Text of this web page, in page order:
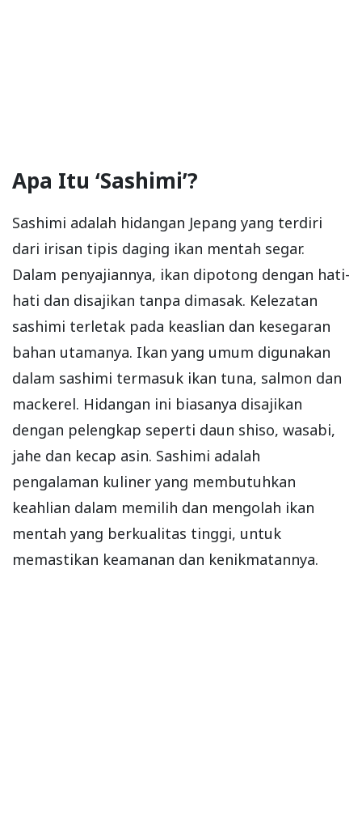
Apa Itu ‘Sashimi’?
Sashimi adalah hidangan Jepang yang terdiri
dari irisan tipis daging ikan mentah segar.
Dalam penyajiannya, ikan dipotong dengan hati-
hati dan disajikan tanpa dimasak. Kelezatan
sashimi terletak pada keaslian dan kesegaran
bahan utamanya. Ikan yang umum digunakan
dalam sashimi termasuk ikan tuna, salmon dan
mackerel. Hidangan ini biasanya disajikan
dengan pelengkap seperti daun shiso, wasabi,
jahe dan kecap asin. Sashimi adalah
pengalaman kuliner yang membutuhkan
keahlian dalam memilih dan mengolah ikan
mentah yang berkualitas tinggi, untuk
memastikan keamanan dan kenikmatannya.